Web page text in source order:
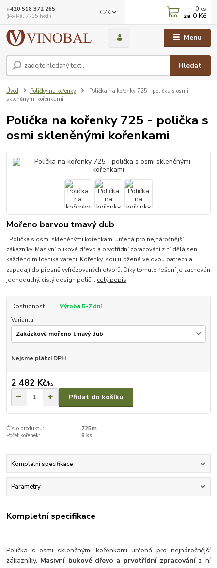
Menu
CZK
Hledat
+420 518 372 265
(Po-Pá, 7-15 hod.)
0 ks
za 0 Kč
Úvod Poličky na kořenky
Polička na kořenky 725 - polička s osmi
skleněnými kořenkami
Polička na kořenky 725 - polička s
osmi skleněnými kořenkami
Mořeno barvou tmavý dub
Polička s osmi skleněnými kořenkami určená pro nejnáročnější
zákazníky. Masivní bukové dřevo a prvotřídní zpracování z ní dělá sen
každého milovníka vaření. Kořenky jsou uložené ve dvou patrech a
zapadají do přesně vyfrézovaných otvorů. Díky tomuto řešení je zachován
jednoduchý, čistý design polič... celý popis
Dostupnost
Výroba 5-7 dní
Varianta
Nejsme plátci DPH
2 482 Kč/ks
Přidat do košíku
Číslo produktu:
725m
Počet kořenek:
8 ks
Kompletní specifikace
Parametry
Kompletní specifikace
Polička s osmi skleněnými kořenkami určená pro nejnáročnější
zákazníky. Masivní bukové dřevo a prvotřídní zpracováníz ní